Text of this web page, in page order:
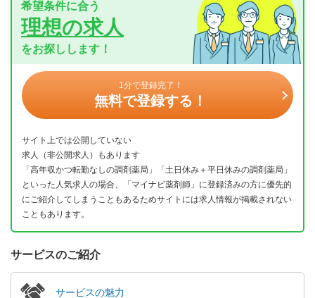
希望条件に合う
理想の求人
をお探しします！
1分で登録完了！
無料で登録する！
サイト上では公開していない
求人（非公開求人）もあります
「高年収かつ転勤なしの調剤薬局」「土日休み＋平日休みの調剤薬局」
といった人気求人の場合、「マイナビ薬剤師」に登録済みの方に優先的
にご紹介してしまうこともあるためサイトには求人情報が掲載されない
こともあります。
サービスのご紹介
サービスの魅力